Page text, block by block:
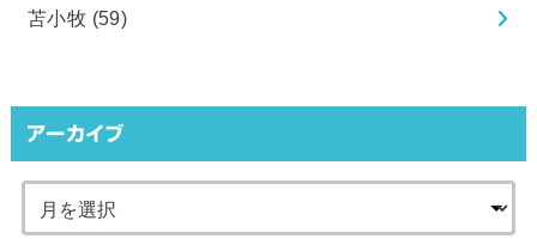
苫小牧 (59)
アーカイブ